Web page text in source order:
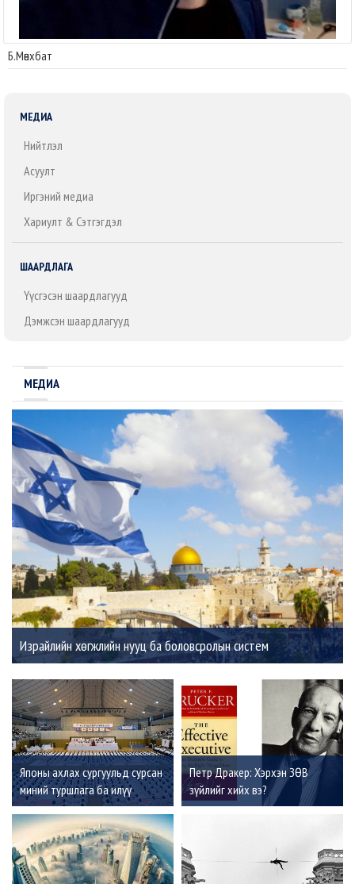
Б.Мөнхбат
МЕДИА
Нийтлэл
Асуулт
Иргэний медиа
Хариулт & Сэтгэгдэл
ШААРДЛАГА
Үүсгэсэн шаардлагууд
Дэмжсэн шаардлагууд
МЕДИА
Израйлийн хөгжлийн нууц ба боловсролын систем
Японы ахлах сургуульд сурсан
миний туршлага ба илүү
сонирхолтой, оролцоотой
Монгол наадам
Петр Дракер: Хэрхэн ЗӨВ
зүйлийг хийх вэ?